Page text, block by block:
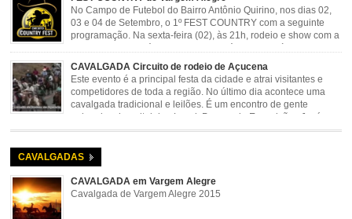
No Campo de Futebol do Bairro Antônio Quirino, nos dias 02,
03 e 04 de Setembro, o 1º FEST COUNTRY com a seguinte
programação. Na sexta-feira (02), às 21h, rodeio e show com a
rodeio e shows com o Trio Pé de Cedro e o Trio […]
CAVALGADA Circuito de rodeio de Açucena
Este evento é a principal festa da cidade e atrai visitantes e
competidores de toda a região. No último dia acontece uma
cavalgada tradicional e leilões. É um encontro de gente
animada e hospitaleira. Local: Parque de Exposições José
Rosa Guimarães, Açucena Data: Setembro
CAVALGADAS
CAVALGADA em Vargem Alegre
Cavalgada de Vargem Alegre 2015